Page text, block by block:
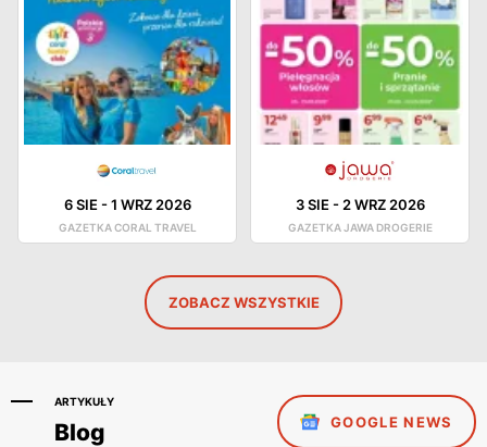
6 SIE -1 WRZ 2026
GAZETKA CORAL TRAVEL
3 SIE - 2 WRZ 2026
GAZETKA JAWA DROGERIE
ZOBACZ WSZYSTKIE
ARTYKUŁY
Blog GOOGLE NEWS